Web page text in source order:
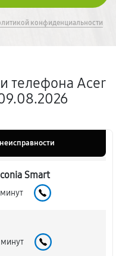
конфиденциальности
телефона Acer
Smart